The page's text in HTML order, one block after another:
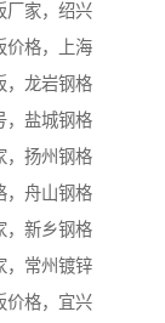
厂家，绍兴
价格，上海
，龙岩钢格
，盐城钢格
，扬州钢格
，舟山钢格
，新乡钢格
，常州镀锌
价格，宜兴